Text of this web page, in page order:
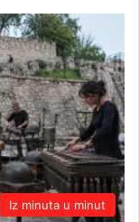
Iz minuta u minut